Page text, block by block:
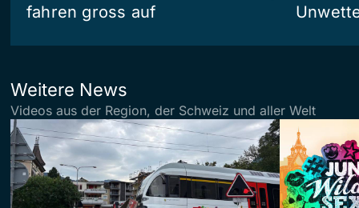
fahren gross auf
Weitere News
Videos aus der Region, der Schweiz und aller Welt